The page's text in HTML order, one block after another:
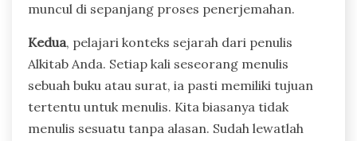
muncul di sepanjang proses penerjemahan.
Kedua, pelajari konteks sejarah dari penulis
Alkitab Anda. Setiap kali seseorang menulis
sebuah buku atau surat, ia pasti memiliki tujuan
tertentu untuk menulis. Kita biasanya tidak
menulis sesuatu tanpa alasan. Sudah lewatlah